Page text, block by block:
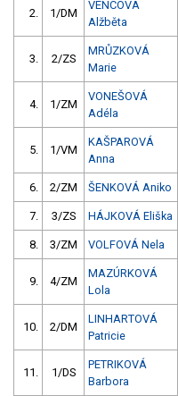
2. 1/DM
VENCOVÁ
Alžběta
3. 2/ZS
MRŮZKOVÁ
Marie
4. 1/ZM
VONEŠOVÁ
Adéla
5. 1/VM
KAŠPAROVÁ
Anna
6. 2/ZM ŠENKOVÁ Aniko
7. 3/ZS HÁJKOVÁ Eliška
8. 3/ZM VOLFOVÁ Nela
9. 4/ZM
MAZÚRKOVÁ
Lola
10. 2/DM
LINHARTOVÁ
Patricie
11. 1/DS
PETRIKOVÁ
Barbora